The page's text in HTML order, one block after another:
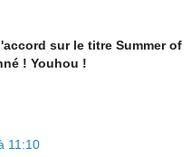
sur le titre Summer of
! Youhou !
11:10